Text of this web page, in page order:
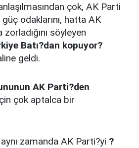
çok, AK Parti
odaklarını, hatta AK
söyleyen
Batı?dan kopuyor?
geldi.
AK Parti?den
çok aptalca bir
zamanda AK Parti?yi ?